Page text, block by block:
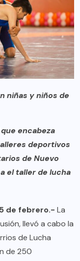
niñas y niños de
encabeza
deportivos
de Nuevo
el taller de lucha
de febrero.- La
llevó a cabo la
de Lucha
de 250